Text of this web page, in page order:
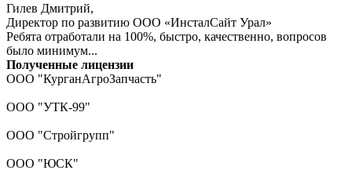
Гилев Дмитрий,
Директор по развитию ООО «ИнсталСайт Урал»
Ребята отработали на 100%, быстро, качественно, вопросов
было минимум...
Полученные лицензии
ООО "КурганАгроЗапчасть"
ООО "УТК-99"
ООО "Стройгрупп"
ООО "ЮСК"